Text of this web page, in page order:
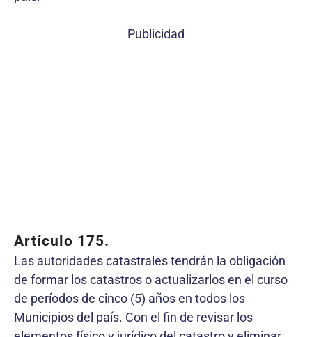
Publicidad
Artículo 175.
Las autoridades catastrales tendrán la obligación
de formar los catastros o actualizarlos en el curso
de períodos de cinco (5) años en todos los
Municipios del país. Con el fin de revisar los